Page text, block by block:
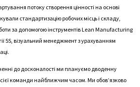
потоку створення цінності на основі
стандартизацію робочих місць і складу,
за допомогою інструментів Lean Manufacturing
5S, візуальний менеджмент з урахуванням
до досконалості ми плануємо дводенну
команди найближчим часом. Ми обов’язково